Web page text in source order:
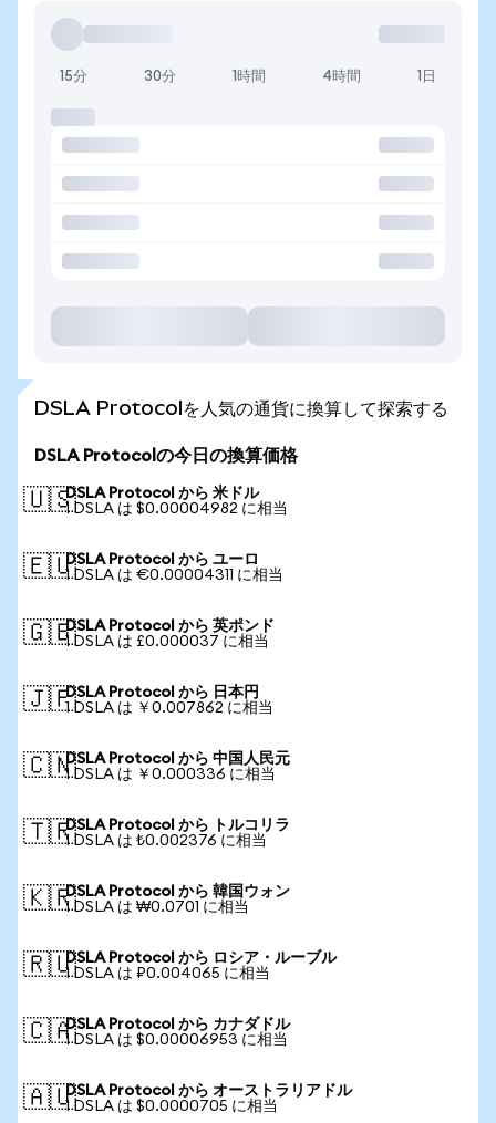
15分 30分 1時間 4時間 1日
DSLA Protocolを人気の通貨に換算して探索する
DSLA Protocolの今日の換算価格
🇺🇸DSLA Protocol から 米ドル
1 DSLA は $0.00004982 に相当
🇪🇺DSLA Protocol から ユーロ
1 DSLA は €0.00004311 に相当
🇬🇧DSLA Protocol から 英ポンド
1 DSLA は £0.000037 に相当
🇯🇵DSLA Protocol から 日本円
1 DSLA は ￥0.007862 に相当
🇨🇳DSLA Protocol から 中国人民元
1 DSLA は ￥0.000336 に相当
🇹🇷DSLA Protocol から トルコリラ
1 DSLA は ₺0.002376 に相当
🇰🇷DSLA Protocol から 韓国ウォン
1 DSLA は ₩0.0701 に相当
🇷🇺DSLA Protocol から ロシア・ルーブル
1 DSLA は ₽0.004065 に相当
🇨🇦DSLA Protocol から カナダドル
1 DSLA は $0.00006953 に相当
🇦🇺DSLA Protocol から オーストラリアドル
1 DSLA は $0.0000705 に相当